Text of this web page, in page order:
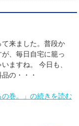
来ました。普段か
、毎日自宅に籠っ
ますね。 今日も、
の・・・
の巻。」の続きを読む